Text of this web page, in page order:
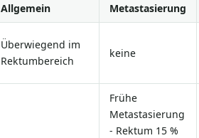
Allgemein Metastasierung
Überwiegend im
Rektumbereich
keine
Frühe
Metastasierung
- Rektum 15 %